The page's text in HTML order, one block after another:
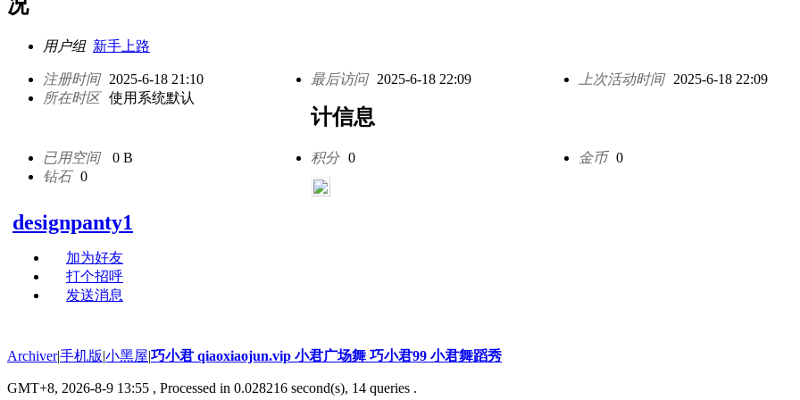
况
用户组 新手上路
注册时间 2025-6-18 21:10 最后访问 2025-6-18 22:09 上次活动时间
2025-6-18 22:09
所在时区 使用系统默认
计信息
已用空间 0 B 积分 0 金币 0
钻石 0
designpanty1
加为好友
打个招呼
发送消息
Archiver|手机版|小黑屋|巧小君 qiaoxiaojun.vip 小君广场舞 巧小君99 小君舞蹈秀
GMT+8, 2026-8-9 13:55 , Processed in 0.028216 second(s), 14 queries .